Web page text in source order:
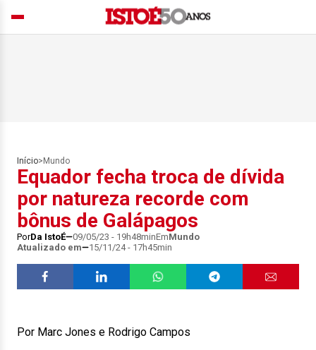
Início> Mundo
Equador fecha troca de dívida
por natureza recorde com
bônus de Galápagos
PorDa IstoÉ 09/05/23 - 19h48minEmMundo
Atualizado em
15/11/24 - 17h45min
Por Marc Jones e Rodrigo Campos